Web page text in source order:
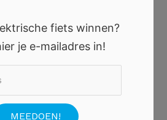
fiets winnen?
je e-mailadres in!